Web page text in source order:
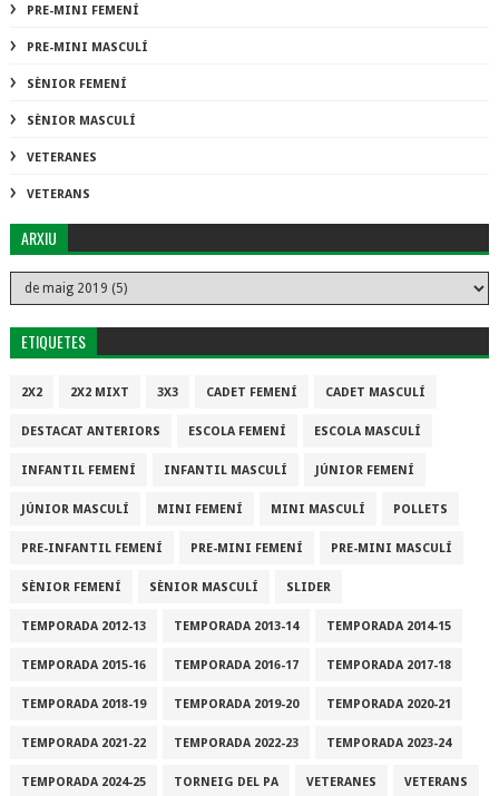
PRE-MINI FEMENÍ
PRE-MINI MASCULÍ
SÈNIOR FEMENÍ
SÈNIOR MASCULÍ
VETERANES
VETERANS
ARXIU
ETIQUETES
2X2 2X2 MIXT 3X3 CADET FEMENÍ CADET MASCULÍ
DESTACAT ANTERIORS ESCOLA FEMENÍ ESCOLA MASCULÍ
INFANTIL FEMENÍ INFANTIL MASCULÍ JÚNIOR FEMENÍ
JÚNIOR MASCULÍ MINI FEMENÍ MINI MASCULÍ POLLETS
PRE-INFANTIL FEMENÍ PRE-MINI FEMENÍ PRE-MINI MASCULÍ
SÈNIOR FEMENÍ SÈNIOR MASCULÍ SLIDER
TEMPORADA 2012-13 TEMPORADA 2013-14 TEMPORADA 2014-15
TEMPORADA 2015-16 TEMPORADA 2016-17 TEMPORADA 2017-18
TEMPORADA 2018-19 TEMPORADA 2019-20 TEMPORADA 2020-21
TEMPORADA 2021-22 TEMPORADA 2022-23 TEMPORADA 2023-24
TEMPORADA 2024-25 TORNEIG DEL PA VETERANES VETERANS